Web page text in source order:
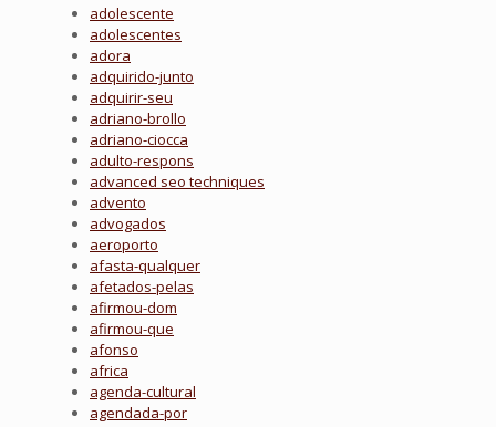
adolescente
adolescentes
adora
adquirido-junto
adquirir-seu
adriano-brollo
adriano-ciocca
adulto-respons
advanced seo techniques
advento
advogados
aeroporto
afasta-qualquer
afetados-pelas
afirmou-dom
afirmou-que
afonso
africa
agenda-cultural
agendada-por